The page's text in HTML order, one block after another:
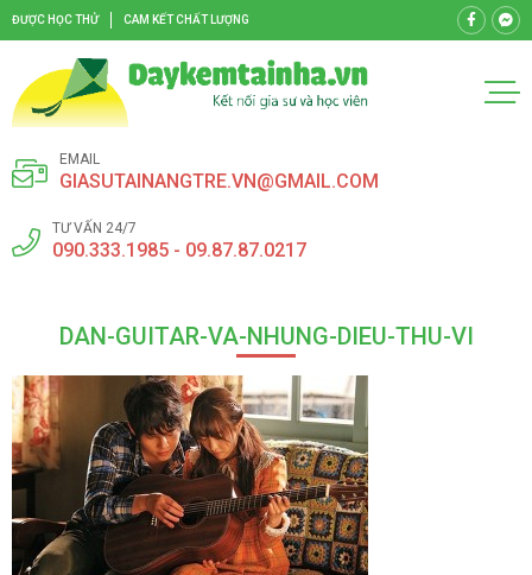
ĐƯỢC HỌC THỬ CAM KẾT CHẤT LƯỢNG
EMAIL
GIASUTAINANGTRE.VN@GMAIL.COM
TƯ VẤN 24/7
090.333.1985 - 09.87.87.0217
DAN-GUITAR-VA-NHUNG-DIEU-THU-VI